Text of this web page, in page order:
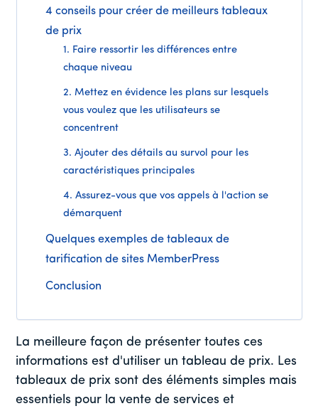
4 conseils pour créer de meilleurs tableaux
de prix
1. Faire ressortir les différences entre
chaque niveau
2. Mettez en évidence les plans sur lesquels
vous voulez que les utilisateurs se
concentrent
3. Ajouter des détails au survol pour les
caractéristiques principales
4. Assurez-vous que vos appels à l'action se
démarquent
Quelques exemples de tableaux de
tarification de sites MemberPress
Conclusion
La meilleure façon de présenter toutes ces
informations est d'utiliser un tableau de prix. Les
tableaux de prix sont des éléments simples mais
essentiels pour la vente de services et